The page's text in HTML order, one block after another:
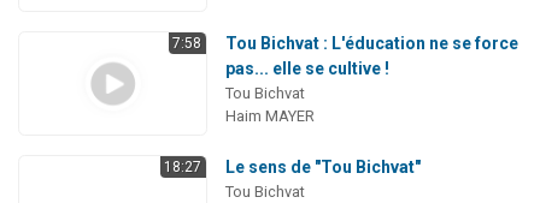
7:58
Tou Bichvat : L'éducation ne se force
pas... elle se cultive !
Tou Bichvat
Haim MAYER
18:27 Le sens de "Tou Bichvat"
Tou Bichvat